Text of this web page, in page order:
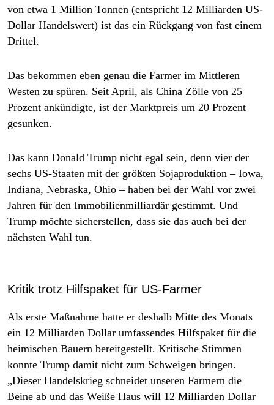
von etwa 1 Million Tonnen (entspricht 12 Milliarden US-
Dollar Handelswert) ist das ein Rückgang von fast einem
Drittel.
Das bekommen eben genau die Farmer im Mittleren
Westen zu spüren. Seit April, als China Zölle von 25
Prozent ankündigte, ist der Marktpreis um 20 Prozent
gesunken.
Das kann Donald Trump nicht egal sein, denn vier der
sechs US-Staaten mit der größten Sojaproduktion – Iowa,
Indiana, Nebraska, Ohio – haben bei der Wahl vor zwei
Jahren für den Immobilienmilliardär gestimmt. Und
Trump möchte sicherstellen, dass sie das auch bei der
nächsten Wahl tun.
Kritik trotz Hilfspaket für US-Farmer
Als erste Maßnahme hatte er deshalb Mitte des Monats
ein 12 Milliarden Dollar umfassendes Hilfspaket für die
heimischen Bauern bereitgestellt. Kritische Stimmen
konnte Trump damit nicht zum Schweigen bringen.
„Dieser Handelskrieg schneidet unseren Farmern die
Beine ab und das Weiße Haus will 12 Milliarden Dollar